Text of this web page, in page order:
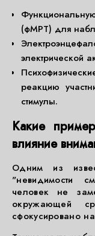
(фМРТ) для
электрической
реакцию
стимулы.
Какие
влияние
Одним из
"невидимости
человек не
окружающей
сфокусировано